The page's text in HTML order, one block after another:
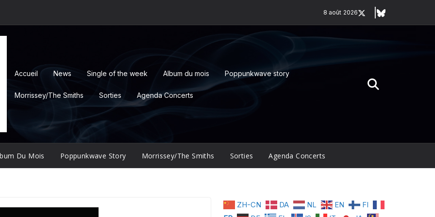
8 août 2026
Accueil News Single of the week Album du mois Poppunkwave story
Morrissey/The Smiths Sorties Agenda Concerts
Du Mois Poppunkwave Story Morrissey/The Smiths Sorties Agenda Concerts
ZH-CN DA NL EN
FI